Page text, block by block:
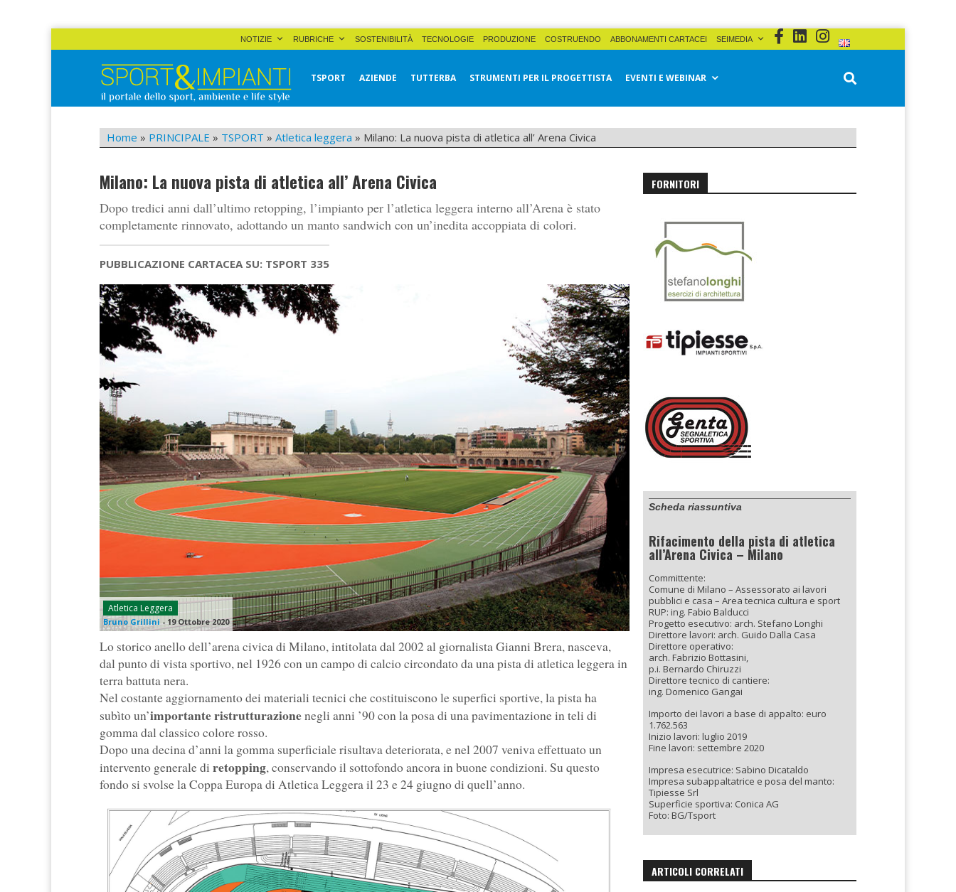
NOTIZIE RUBRICHE SOSTENIBILITÀ TECNOLOGIE PRODUZIONE COSTRUENDO ABBONAMENTI CARTACEI SEIMEDIA
Sport&Impianti
TSPORT AZIENDE TUTTERBA STRUMENTI PER IL PROGETTISTA EVENTI E WEBINAR
Home » PRINCIPALE » TSPORT » Atletica leggera » Milano: La nuova pista di atletica all’ Arena Civica
Milano: La nuova pista di atletica all’ Arena Civica
Dopo tredici anni dall’ultimo retopping, l’impianto per l’atletica leggera interno all’Arena è stato
completamente rinnovato, adottando un manto sandwich con un’inedita accoppiata di colori.
PUBBLICAZIONE CARTACEA SU: TSPORT 335
Atletica Leggera
Bruno Grillini- 19 Ottobre 2020
Lo storico anello dell’arena civica di Milano, intitolata dal 2002 al giornalista Gianni Brera, nasceva,
dal punto di vista sportivo, nel 1926 con un campo di calcio circondato da una pista di atletica leggera in
terra battuta nera.
Nel costante aggiornamento dei materiali tecnici che costituiscono le superfici sportive, la pista ha
subìto un’importante ristrutturazionenegli anni ’90 con la posa di una pavimentazione in teli di
gomma dal classico colore rosso.
Dopo una decina d’anni la gomma superficiale risultava deteriorata, e nel 2007 veniva effettuato un
intervento generale di retopping, conservando il sottofondo ancora in buone condizioni. Su questo
fondo si svolse la Coppa Europa di Atletica Leggera il 23 e 24 giugno di quell’anno.
FORNITORI
Scheda riassuntiva
Rifacimento della pista di atletica
all’Arena Civica – Milano
Committente:
Comune di Milano – Assessorato ai lavori
pubblici e casa – Area tecnica cultura e sport
RUP: ing. Fabio Balducci
Progetto esecutivo: arch. Stefano Longhi
Direttore lavori: arch. Guido Dalla Casa
Direttore operativo:
arch. Fabrizio Bottasini,
p.i. Bernardo Chiruzzi
Direttore tecnico di cantiere:
ing. Domenico Gangai
Importo dei lavori a base di appalto: euro
1.762.563
Inizio lavori: luglio 2019
Fine lavori: settembre 2020
Impresa esecutrice: Sabino Dicataldo
Impresa subappaltatrice e posa del manto:
Tipiesse Srl
Superficie sportiva: Conica AG
Foto: BG/Tsport
ARTICOLI CORRELATI